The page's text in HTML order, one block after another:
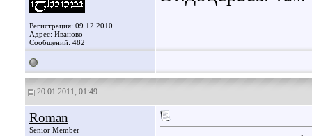
Регистрация: 09.12.2010
Адрес: Иваново
Сообщений: 482
20.01.2011, 01:49
Roman
Senior Member